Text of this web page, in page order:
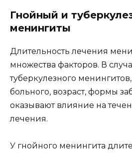
Гнойный и
менингиты
Длительность лечения
множества факторов. В
туберкулезного
больного, возраст, формы
оказывают влияние на
лечения.
У гнойного менингита